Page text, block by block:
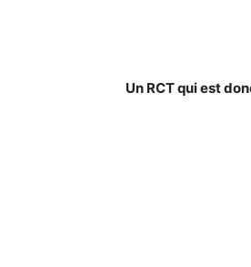
Un RCT qui est